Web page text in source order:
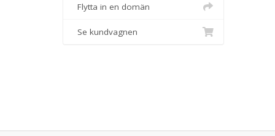
Flytta in en domän
Se kundvagnen